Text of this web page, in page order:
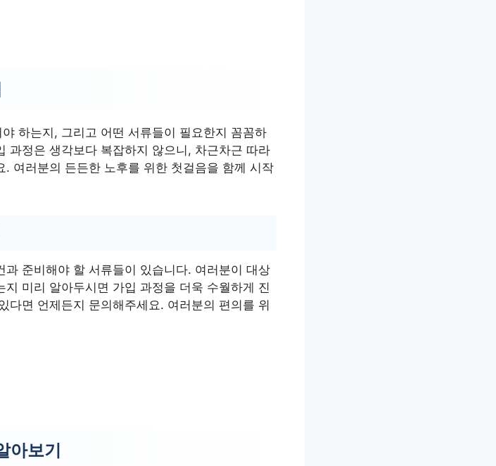
하는지, 그리고 어떤 서류들이 필요한지 꼼꼼하
과정은 생각보다 복잡하지 않으니, 차근차근 따라
여러분의 든든한 노후를 위한 첫걸음을 함께 시작
준비해야 할 서류들이 있습니다. 여러분이 대상
미리 알아두시면 가입 과정을 더욱 수월하게 진
다면 언제든지 문의해주세요. 여러분의 편의를 위
아보기